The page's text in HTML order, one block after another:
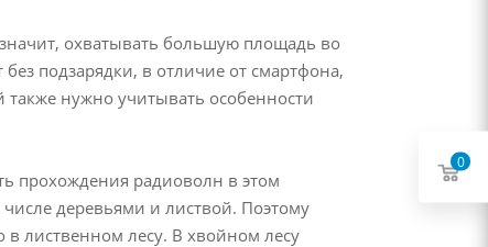
охватывать большую площадь во
подзарядки, в отличие от смартфона,
нужно учитывать особенности
прохождения радиоволн в этом
деревьями и листвой. Поэтому
в лиственном лесу. В хвойном лесу
0